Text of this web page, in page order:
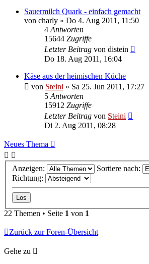
Sauermilch Quark - einfach gemacht
von charly » Do 4. Aug 2011, 11:50
4 Antworten
15644 Zugriffe
Letzter Beitrag von distein
Do 18. Aug 2011, 16:04
Käse aus der heimischen Küche
von Steini » Sa 25. Jun 2011, 17:27
5 Antworten
15912 Zugriffe
Letzter Beitrag von Steini
Di 2. Aug 2011, 08:28
Neues Thema
Anzeigen:
Sortiere nach:
Richtung:
22 Themen • Seite 1 von 1
Zurück zur Foren-Übersicht
Gehe zu